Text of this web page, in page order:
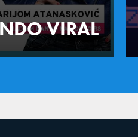
VIRAL